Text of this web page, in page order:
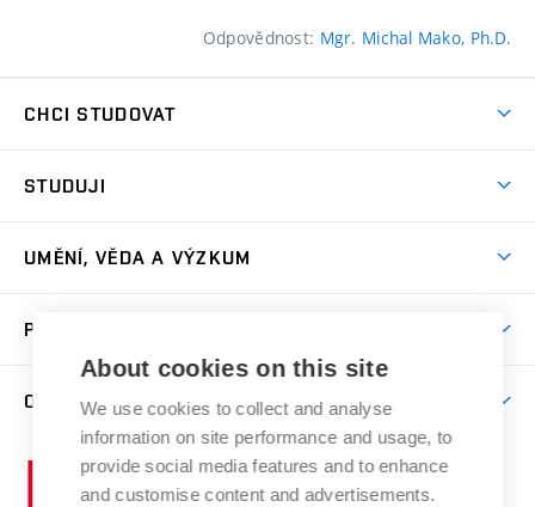
Odpovědnost: Mgr. Michal Mako, Ph.D.
CHCI STUDOVAT
Přijímačky
Dny otevřených dveří
Přípravné kurzy
Studium bez bariér
Katedra teorií a dějin umění
Kabinety a dílny
Kontakt
STUDUJI
Časový plán studia
Studijní předpisy a formuláře
Studium a stáže v zahraničí
Rezidenční pobyty
Odborná praxe
UMĚNÍ, VĚDA A VÝZKUM
Publikační činnost
Projekty
Výstavy
PRO VEŘEJNOST
Letní školy a semestrální kurzy
Nakladatelská a vydavatelská činnost
Research Catalogue
O FAKULTĚ
Aktuality
Informační tabule
Vysoké
About cookies on this site
We use cookies to collect and analyse
information on site performance and usage, to
provide social media features and to enhance
and customise content and advertisements.